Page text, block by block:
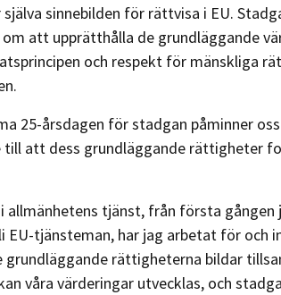
sinnebilden för rättvisa i EU.
att upprätthålla de grundläggande
och respekt för mänskliga
25-årsdagen för stadgan påminner
till att dess grundläggande rättigheter
allmänhetens tjänst, från första
EU-tjänsteman, har jag arbetat för och
grundläggande rättigheterna bildar
våra värderingar utvecklas, och